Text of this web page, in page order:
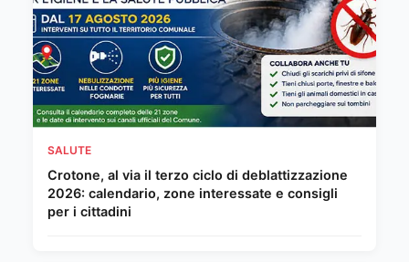
SALUTE
Crotone, al via il terzo ciclo di deblattizzazione
2026: calendario, zone interessate e consigli
per i cittadini